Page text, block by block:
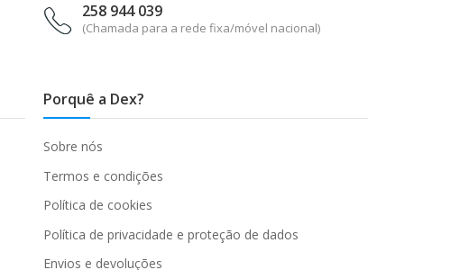
258 944 039
(Chamada para a rede fixa/móvel nacional)
Porquê a Dex?
Sobre nós
Termos e condições
Política de cookies
Política de privacidade e proteção de dados
Envios e devoluções